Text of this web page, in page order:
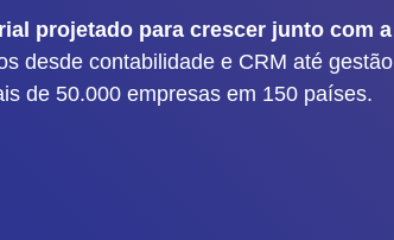
projetado para crescer junto com
desde contabilidade e CRM até
de 50.000 empresas em 150 países.